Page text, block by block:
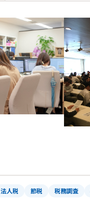
法人税 節税 税務調査